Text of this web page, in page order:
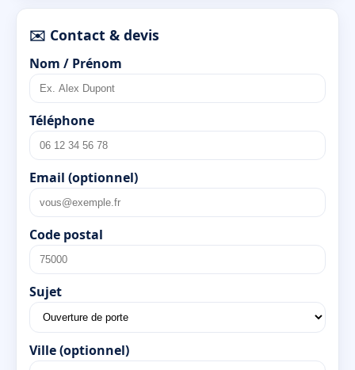
✉️ Contact & devis
Nom / Prénom
Téléphone
Email (optionnel)
Code postal
Sujet
Ville (optionnel)